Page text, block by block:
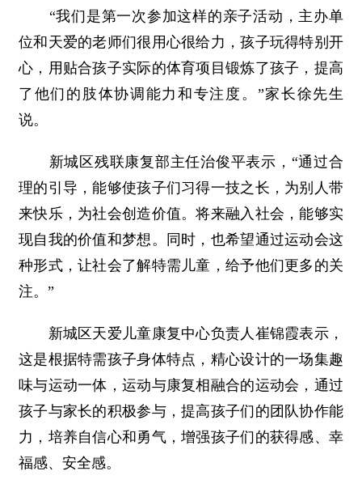
“我们是第一次参加这样的亲子活动，主办单
位和天爱的老师们很用心很给力，孩子玩得特别开
心，用贴合孩子实际的体育项目锻炼了孩子，提高
了他们的肢体协调能力和专注度。”家长徐先生
说。
新城区残联康复部主任治俊平表示，“通过合
理的引导，能够使孩子们习得一技之长，为别人带
来快乐，为社会创造价值。将来融入社会，能够实
现自我的价值和梦想。同时，也希望通过运动会这
种形式，让社会了解特需儿童，给予他们更多的关
注。”
新城区天爱儿童康复中心负责人崔锦霞表示，
这是根据特需孩子身体特点，精心设计的一场集趣
味与运动一体，运动与康复相融合的运动会，通过
孩子与家长的积极参与，提高孩子们的团队协作能
力，培养自信心和勇气，增强孩子们的获得感、幸
福感、安全感。